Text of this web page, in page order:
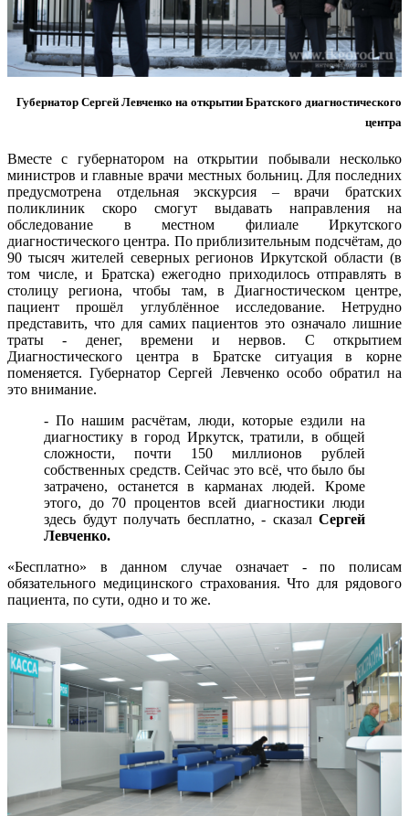
Губернатор Сергей Левченко на открытии Братского диагностического
центра
Вместе с губернатором на открытии побывали несколько
министров и главные врачи местных больниц. Для последних
предусмотрена отдельная экскурсия – врачи братских
поликлиник скоро смогут выдавать направления на
обследование в местном филиале Иркутского
диагностического центра. По приблизительным подсчётам, до
90 тысяч жителей северных регионов Иркутской области (в
том числе, и Братска) ежегодно приходилось отправлять в
столицу региона, чтобы там, в Диагностическом центре,
пациент прошёл углублённое исследование. Нетрудно
представить, что для самих пациентов это означало лишние
траты - денег, времени и нервов. С открытием
Диагностического центра в Братске ситуация в корне
поменяется. Губернатор Сергей Левченко особо обратил на
это внимание.
- По нашим расчётам, люди, которые ездили на
диагностику в город Иркутск, тратили, в общей
сложности, почти 150 миллионов рублей
собственных средств. Сейчас это всё, что было бы
затрачено, останется в карманах людей. Кроме
этого, до 70 процентов всей диагностики люди
здесь будут получать бесплатно, - сказал Сергей
Левченко.
«Бесплатно» в данном случае означает - по полисам
обязательного медицинского страхования. Что для рядового
пациента, по сути, одно и то же.